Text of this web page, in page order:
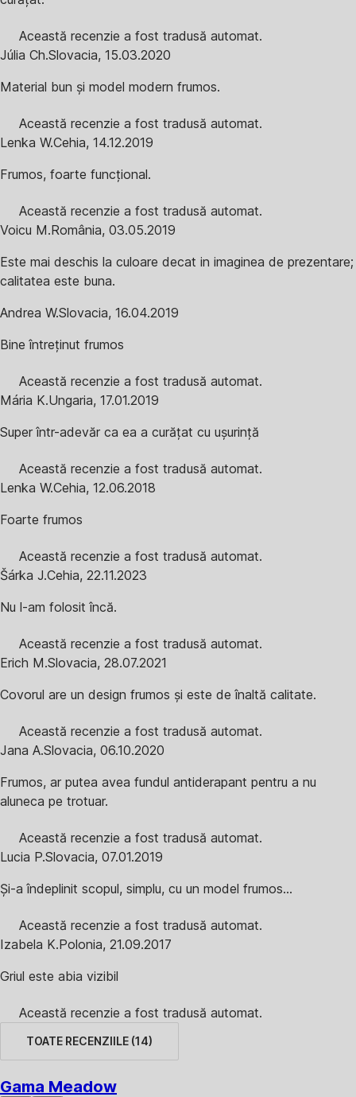
Această recenzie a fost tradusă automat.
Júlia Ch.Slovacia, 15.03.2020
Material bun și model modern frumos.
Această recenzie a fost tradusă automat.
Lenka W.Cehia, 14.12.2019
Frumos, foarte funcțional.
Această recenzie a fost tradusă automat.
Voicu M.România, 03.05.2019
Este mai deschis la culoare decat in imaginea de prezentare;
calitatea este buna.
Andrea W.Slovacia, 16.04.2019
Bine întreținut frumos
Această recenzie a fost tradusă automat.
Mária K.Ungaria, 17.01.2019
Super într-adevăr ca ea a curățat cu ușurință
Această recenzie a fost tradusă automat.
Lenka W.Cehia, 12.06.2018
Foarte frumos
Această recenzie a fost tradusă automat.
Šárka J.Cehia, 22.11.2023
Nu l-am folosit încă.
Această recenzie a fost tradusă automat.
Erich M.Slovacia, 28.07.2021
Covorul are un design frumos și este de înaltă calitate.
Această recenzie a fost tradusă automat.
Jana A.Slovacia, 06.10.2020
Frumos, ar putea avea fundul antiderapant pentru a nu
aluneca pe trotuar.
Această recenzie a fost tradusă automat.
Lucia P.Slovacia, 07.01.2019
Și-a îndeplinit scopul, simplu, cu un model frumos...
Această recenzie a fost tradusă automat.
Izabela K.Polonia, 21.09.2017
Griul este abia vizibil
Această recenzie a fost tradusă automat.
TOATE RECENZIILE (14)
Gama Meadow